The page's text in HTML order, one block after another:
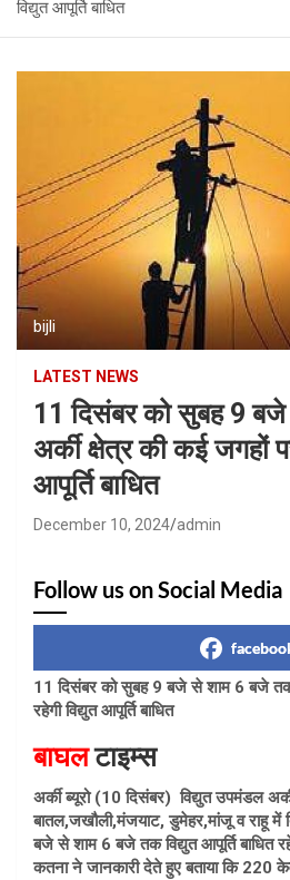
विद्युत आपूर्ति बाधित
bijli
LATEST NEWS
11 दिसंबर को सुबह 9
अर्की क्षेत्र की कई जगहों
आपूर्ति बाधित
December 10, 2024 admin
Follow us on Social Media
11 दिसंबर को सुबह 9 बजे से शाम 6 बजे तक
रहेगी विद्युत आपूर्ति बाधित
बाघलटाइम्स
अर्की ब्यूरो (10 दिसंबर) विद्युत उपमंडल
बातल,जखौली,मंजयाट, डुमेहर,मांजू व राहू में
बजे से शाम 6 बजे तक विद्युत आपूर्ति बाधित
कतना ने जानकारी देते हुए बताया कि 220